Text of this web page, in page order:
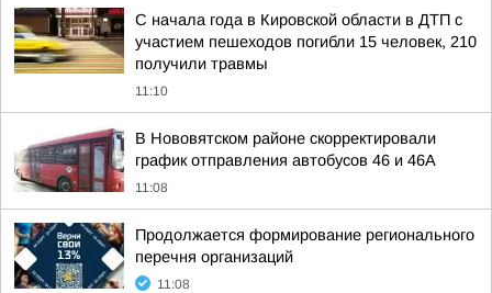
С начала года в Кировской области в ДТП с
участием пешеходов погибли 15 человек, 210
получили травмы
11:10
В Нововятском районе скорректировали
график отправления автобусов 46 и 46А
11:08
Продолжается формирование регионального
перечня организаций
11:08